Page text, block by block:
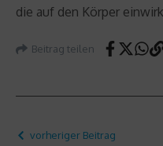
die auf den Körper
Beitrag teilen
vorheriger Beitrag